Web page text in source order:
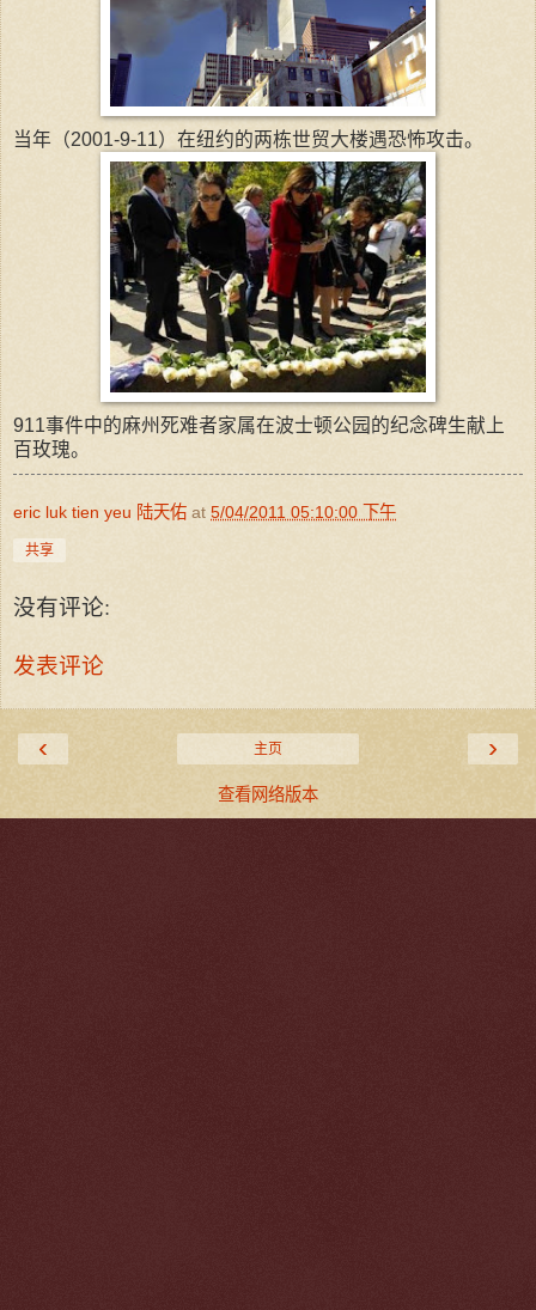
当年（2001-9-11）在纽约的两栋世贸大楼遇恐怖攻击。
911事件中的麻州死难者家属在波士顿公园的纪念碑生献上
百玫瑰。
eric luk tien yeu 陆天佑 at 5/04/2011 05:10:00 下午
共享
没有评论:
发表评论
‹ ›
主页
查看网络版本